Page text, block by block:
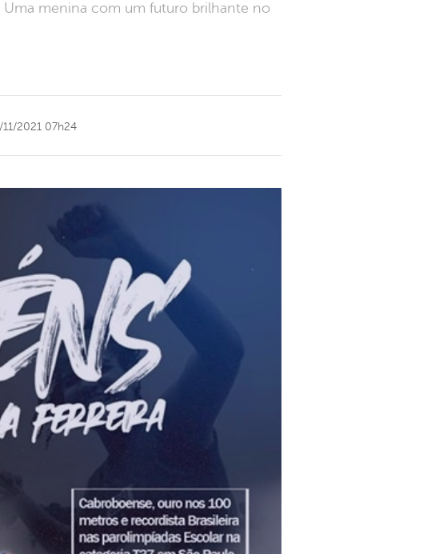
Uma menina com um futuro brilhante no
2021 07h24